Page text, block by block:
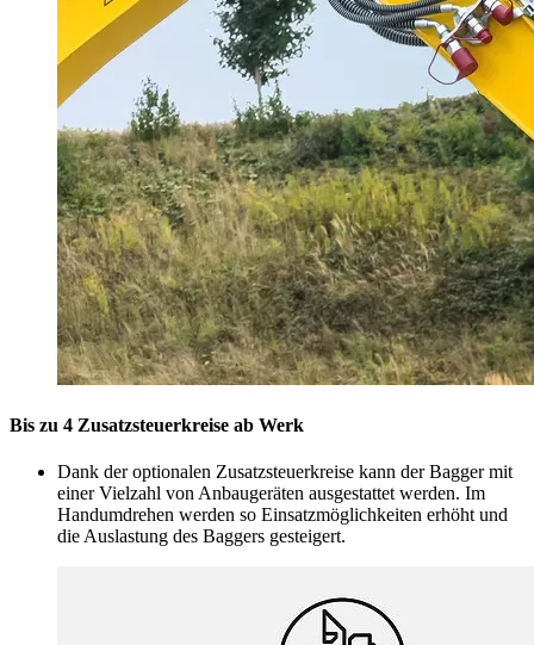
Bis zu 4 Zusatzsteuerkreise ab Werk
Dank der optionalen Zusatzsteuerkreise kann der Bagger mit
einer Vielzahl von Anbaugeräten ausgestattet werden. Im
Handumdrehen werden so Einsatzmöglichkeiten erhöht und
die Auslastung des Baggers gesteigert.